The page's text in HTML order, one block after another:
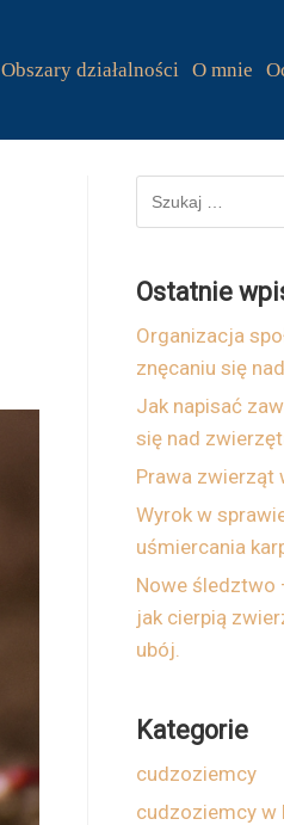
Obszary działalności O mnie
Ostatnie
Organizacja
znęcaniu się
Jak napisać
się nad
Prawa zwierząt
Wyrok w
uśmiercania
Nowe śledztwo
jak cierpią
ubój.
Kategorie
cudzoziemcy
cudzoziemcy w